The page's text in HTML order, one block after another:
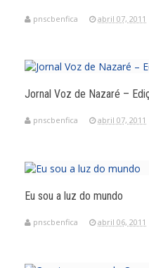
pnscbenfica abril 07, 2011
Jornal Voz de Nazaré –
pnscbenfica abril 07, 2011
Eu sou a luz do mundo
pnscbenfica abril 06, 2011